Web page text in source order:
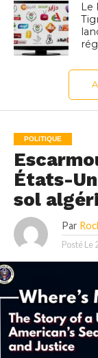
Le
POLITIQUE
États-
sol
Par
Posté Le